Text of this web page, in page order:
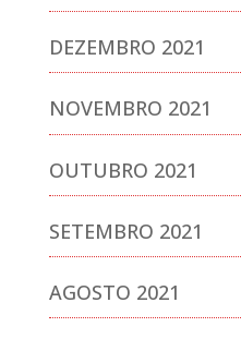
DEZEMBRO 2021
NOVEMBRO 2021
OUTUBRO 2021
SETEMBRO 2021
AGOSTO 2021